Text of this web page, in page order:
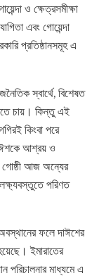
ও ক্ষেত্রসমীক্ষা
এবং গোয়েন্দা
প্রতিষ্ঠানসমূহ এ
স্বার্থে, বিশেষত
চায়। কিন্তু এই
কিংবা পরে
আশ্রয় ও
গোষ্ঠী আজ অন্যের
পরিণত
ফলে দাঈশের
ইমারাতের
পরিচালনার মাধ্যমে এ